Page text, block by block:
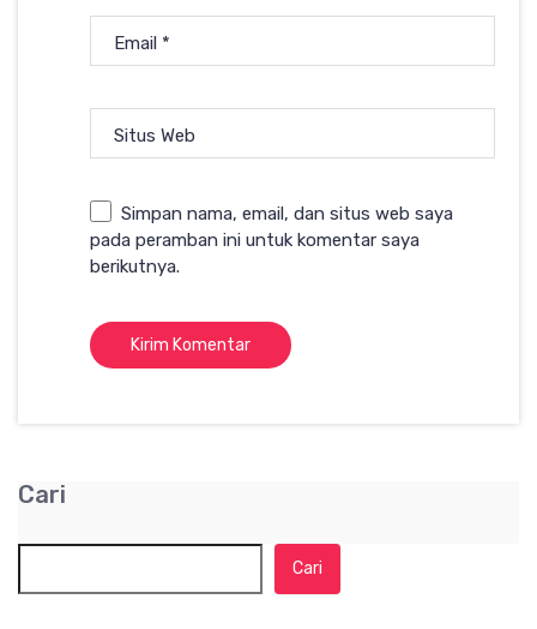
Email *
Situs Web
Simpan nama, email, dan situs web saya
pada peramban ini untuk komentar saya
berikutnya.
Cari
Cari